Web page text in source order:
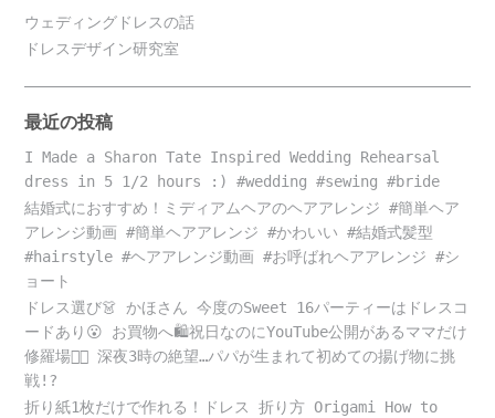
ウェディングドレスの話
ドレスデザイン研究室
最近の投稿
I Made a Sharon Tate Inspired Wedding Rehearsal
dress in 5 1/2 hours :) #wedding #sewing #bride
結婚式におすすめ！ミディアムヘアのヘアアレンジ #簡単ヘア
アレンジ動画 #簡単ヘアアレンジ #かわいい #結婚式髪型
#hairstyle #ヘアアレンジ動画 #お呼ばれヘアアレンジ #シ
ョート
ドレス選び👗 かほさん 今度のSweet 16パーティーはドレスコ
ードあり😮 お買物へ🛍️祝日なのにYouTube公開があるママだけ
修羅場😵‍💫 深夜3時の絶望…パパが生まれて初めての揚げ物に挑
戦!?
折り紙1枚だけで作れる！ドレス 折り方 Origami How to